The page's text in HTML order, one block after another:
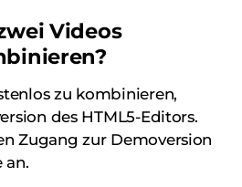
Videos
zu kombinieren,
des HTML5-Editors.
Zugang zur Demoversion
an.